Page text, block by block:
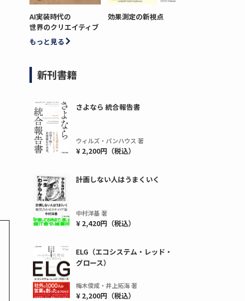
AI実装時代の
世界のクリエイティブ
効果測定の新視点
もっと見る
新刊書籍
さよなら 統合報告書
ウィルズ・パンハウス 著
¥ 2,200円（税込）
計画しない人はうまくいく
中村洋基 著
¥ 2,420円（税込）
ELG（エコシステム・レッド・
グロース）
梅木俊成・井上拓海 著
¥ 2,200円（税込）